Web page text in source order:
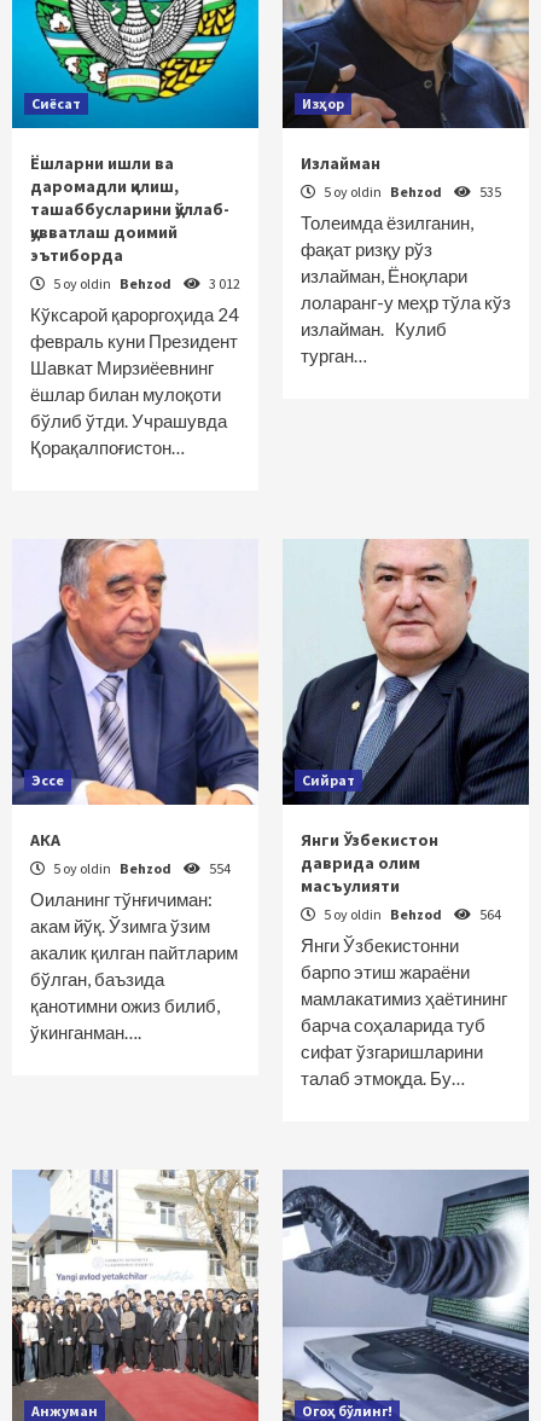
Сиёсат
Ёшларни ишли ва
даромадли қилиш,
ташаббусларини қўллаб-
қувватлаш доимий
эътиборда
5 oy oldin Behzod 3 012
Кўксарой қароргоҳида 24
февраль куни Президент
Шавкат Мирзиёевнинг
ёшлар билан мулоқоти
бўлиб ўтди. Учрашувда
Қорақалпоғистон…
Изҳор
Излайман
5 oy oldin Behzod 535
Толеимда ёзилганин,
фақат ризқу рўз
излайман, Ёноқлари
лоларанг-у меҳр тўла кўз
излайман. Кулиб
турган…
Эссе
АКА
5 oy oldin Behzod 554
Оиланинг тўнғичиман:
акам йўқ. Ўзимга ўзим
акалик қилган пайтларим
бўлган, баъзида
қанотимни ожиз билиб,
ўкинганман….
Сийрат
Янги Ўзбекистон
даврида олим
масъулияти
5 oy oldin Behzod 564
Янги Ўзбекистонни
барпо этиш жараёни
мамлакатимиз ҳаётининг
барча соҳаларида туб
сифат ўзгаришларини
талаб этмоқда. Бу…
Анжуман Огоҳ бўлинг!